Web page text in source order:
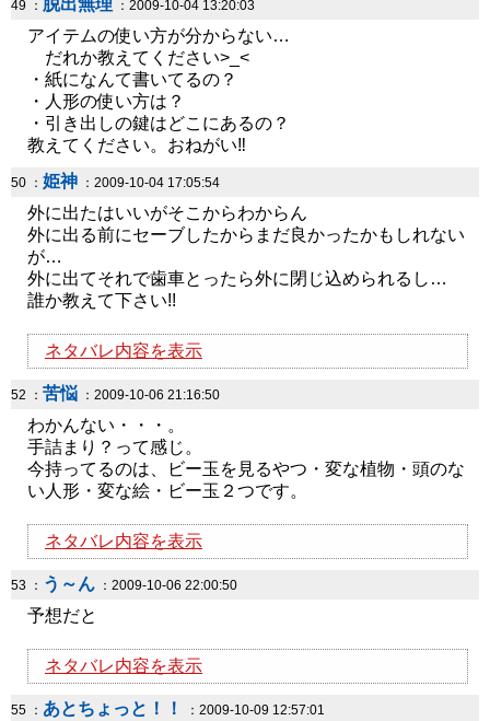
49 ： 脱出無理 ：2009-10-04 13:20:03
アイテムの使い方が分からない…
だれか教えてください>_<
・紙になんて書いてるの？
・人形の使い方は？
・引き出しの鍵はどこにあるの？
教えてください。おねがい‼
50 ： 姫神 ：2009-10-04 17:05:54
外に出たはいいがそこからわからん
外に出る前にセーブしたからまだ良かったかもしれない
が…
外に出てそれで歯車とったら外に閉じ込められるし…
誰か教えて下さい!!
ネタバレ内容を表示
52 ： 苦悩 ：2009-10-06 21:16:50
わかんない・・・。
手詰まり？って感じ。
今持ってるのは、ビー玉を見るやつ・変な植物・頭のな
い人形・変な絵・ビー玉２つです。
ネタバレ内容を表示
53 ： う～ん ：2009-10-06 22:00:50
予想だと
ネタバレ内容を表示
55 ： あとちょっと！！ ：2009-10-09 12:57:01